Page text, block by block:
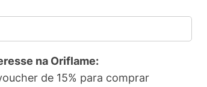
na Oriflame:
de 15% para comprar